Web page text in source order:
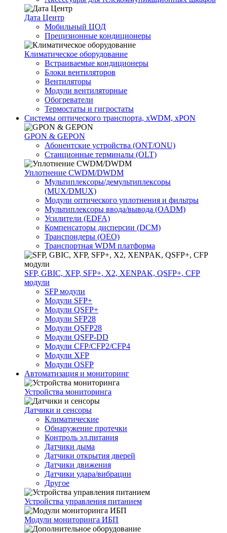
Дата Центр
Мобильный ЦОД
Прецизионные кондиционеры
Климатичeское оборудование
Встраиваемые кондиционеры
Блоки вентиляторов
Вентиляторы
Модули вентиляторные
Обогреватели
Термостаты и гигростаты
Системы оптического транспорта, xWDM, xPON
GPON & GEPON
Абонентские устройства (ONT/ONU)
Станционные терминалы (OLT)
Уплотнение CWDM/DWDM
Мультиплексоры/демультиплексоры
(MUX/DMUX)
Модули оптического уплотнения и фильтры
Мультиплексоры ввода/вывода (OADM)
Усилители (EDFA)
Компенсаторы дисперсии (DCM)
Транспондеры (OEO)
Транспортная WDM платформа
SFP, GBIC, XFP, SFP+, X2, XENPAK, QSFP+, CFP
модули
SFP модули
Модули SFP+
Модули QSFP+
Модули SFP28
Модули QSFP28
Модули QSFP-DD
Модули CFP/CFP2/CFP4
Модули XFP
Модули OSFP
Автоматизация и мониторинг
Устройства мониторинга
Датчики и сенсоры
Климатические
Обнаружение протечки
Контроль эл.питания
Датчики дыма
Датчики открытия дверей
Датчики движения
Датчики удара/вибрации
Другое
Устройства управления питанием
Модули мониторинга ИБП